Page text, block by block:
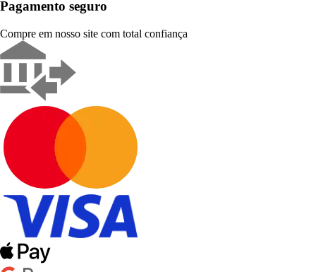
Pagamento seguro
Compre em nosso site com total confiança